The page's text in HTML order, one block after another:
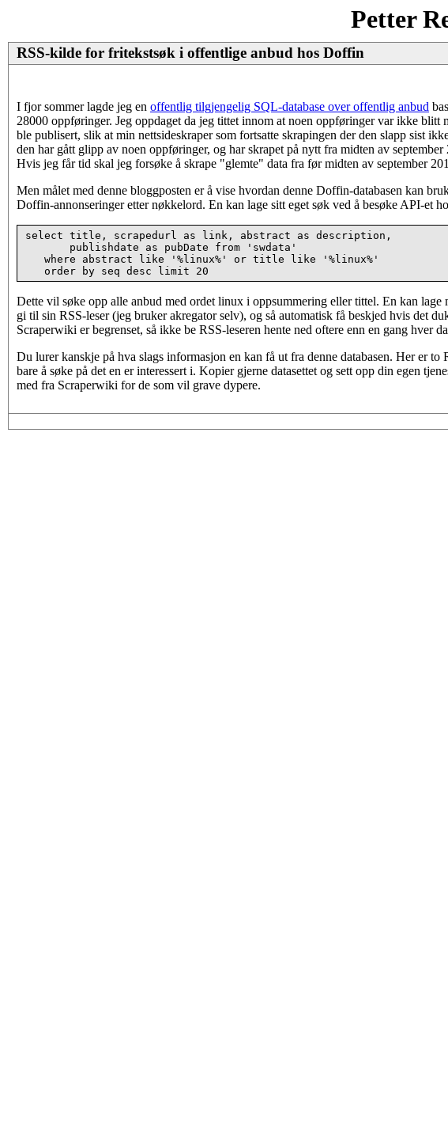
Petter
RSS-kilde for fritekstsøk i offentlige anbud hos Doffin
I fjor sommer lagde jeg en offentlig tilgjengelig SQL-database over offentlig anbud
28000 oppføringer. Jeg oppdaget da jeg tittet innom at noen oppføringer var ikke
ble publisert, slik at min nettsideskraper som fortsatte skrapingen der den slapp sist
den har gått glipp av noen oppføringer, og har skrapet på nytt fra midten av
Hvis jeg får tid skal jeg forsøke å skrape "glemte" data fra før midten av september
Men målet med denne bloggposten er å vise hvordan denne Doffin-databasen kan
Doffin-annonseringer etter nøkkelord. En kan lage sitt eget søk ved å besøke API-et
select title, scrapedurl as link, abstract as description,
       publishdate as pubDate from 'swdata'
   where abstract like '%linux%' or title like '%linux%'
Dette vil søke opp alle anbud med ordet linux i oppsummering eller tittel. En kan
gi til sin RSS-leser (jeg bruker akregator selv), og så automatisk få beskjed hvis det
Scraperwiki er begrenset, så ikke be RSS-leseren hente ned oftere enn en gang hver
Du lurer kanskje på hva slags informasjon en kan få ut fra denne databasen. Her er to
bare å søke på det en er interessert i. Kopier gjerne datasettet og sett opp din egen
med fra Scraperwiki for de som vil grave dypere.